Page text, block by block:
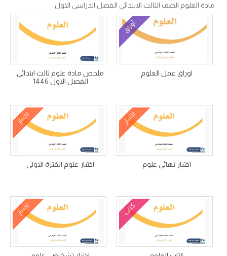
مادة العلوم الصف الثالث الابتدائي الفصل الدراسي الاول
أوراق
اوراق عمل العلوم
ملخص مادة علوم ثالث ابتدائي
الفصل الاول 1446
اختبار
اختبار نهائي علوم
اختبار
اختبار علوم الفترة الاولى
كتاب اختبار